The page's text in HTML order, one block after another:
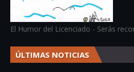
El Humor del Licenciado - Serás
ÚLTIMAS NOTICIAS